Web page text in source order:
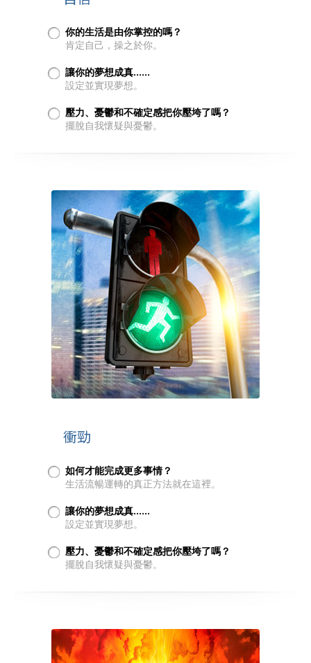
你的生活是由你掌控的嗎？
肯定自己，操之於你。
讓你的夢想成真……
設定並實現夢想。
壓力、憂鬱和不確定感把你壓垮了嗎？
擺脫自我懷疑與憂鬱。
衝勁
如何才能完成更多事情？
生活流暢運轉的真正方法就在這裡。
讓你的夢想成真……
設定並實現夢想。
壓力、憂鬱和不確定感把你壓垮了嗎？
擺脫自我懷疑與憂鬱。